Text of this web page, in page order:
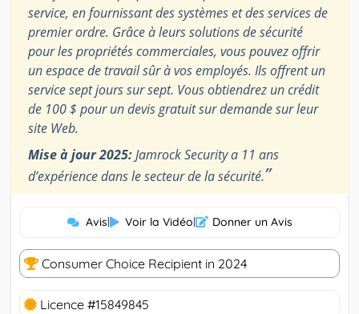
service, en fournissant des systèmes et des services de
premier ordre. Grâce à leurs solutions de sécurité
pour les propriétés commerciales, vous pouvez offrir
un espace de travail sûr à vos employés. Ils offrent un
service sept jours sur sept. Vous obtiendrez un crédit
de 100 $ pour un devis gratuit sur demande sur leur
site Web.
Mise à jour 2025:Jamrock Security a 11 ans
d’expérience dans le secteur de la sécurité.”
Avis| Voir la Vidéo| Donner un Avis
Consumer Choice Recipient in 2024
Licence #15849845